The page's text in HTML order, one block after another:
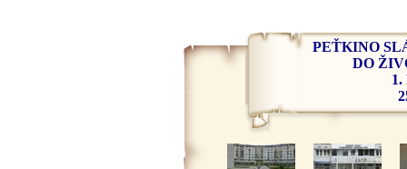
PEŤKINO
DO
1.